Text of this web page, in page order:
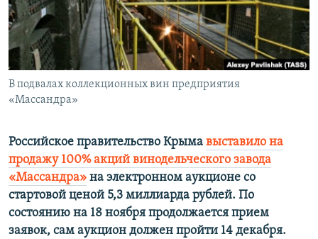
УКРАИНСКАЯ ПРОБЛЕМА КРЫМА
Все сайты RFE/RL
В подвалах коллекционных вин предприятия
«Массандра»
Российское правительство Крыма выставило на
продажу 100% акций винодельческого завода
«Массандра» на электронном аукционе со
стартовой ценой 5,3 миллиарда рублей. По
состоянию на 18 ноября продолжается прием
заявок, сам аукцион должен пройти 14 декабря.